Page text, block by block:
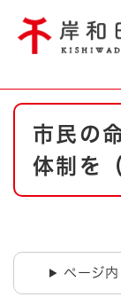
やさしい日本語
防災
ハザ
本
市民の
体制を
ページ